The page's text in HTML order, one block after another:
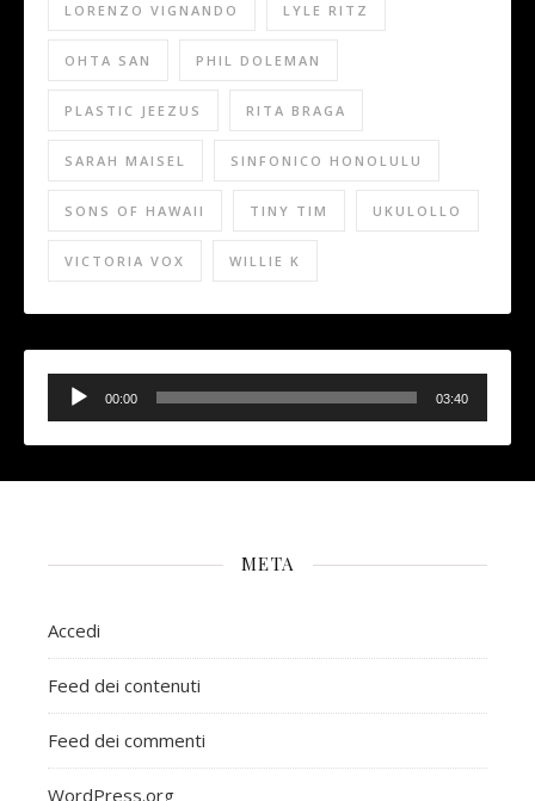
LORENZO VIGNANDO LYLE RITZ
OHTA SAN PHIL DOLEMAN
PLASTIC JEEZUS RITA BRAGA
SARAH MAISEL SINFONICO HONOLULU
SONS OF HAWAII TINY TIM UKULOLLO
VICTORIA VOX WILLIE K
Audio
Player
00:00 03:40
META
Accedi
Feed dei contenuti
Feed dei commenti
WordPress.org